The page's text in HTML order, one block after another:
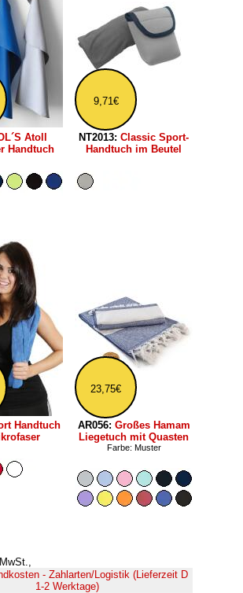
Atoll
Handtuch
9,71€
NT2013: Classic Sport-
Handtuch im Beutel
Handtuch
23,75€
AR056: Großes Hamam
Liegetuch mit Quasten
Farbe: Muster
- Zahlarten/Logistik (Lieferzeit D
1-2 Werktage)